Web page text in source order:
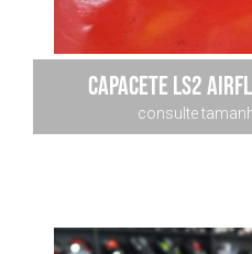
Capacete Ls2
consulte